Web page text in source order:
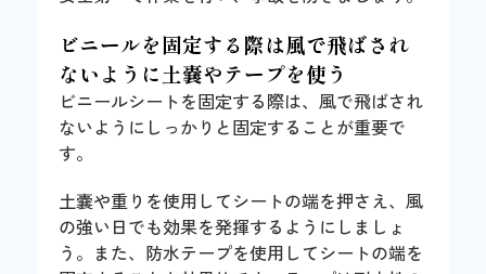
ビニールを固定する際は風で飛ばされ
ないように土嚢やテープを使う
ビニールシートを固定する際は、風で飛ばされ
ないようにしっかりと固定することが重要で
す。
土嚢や重りを使用してシートの端を押さえ、風
の強い日でも効果を発揮するようにしましょ
う。また、防水テープを使用してシートの端を